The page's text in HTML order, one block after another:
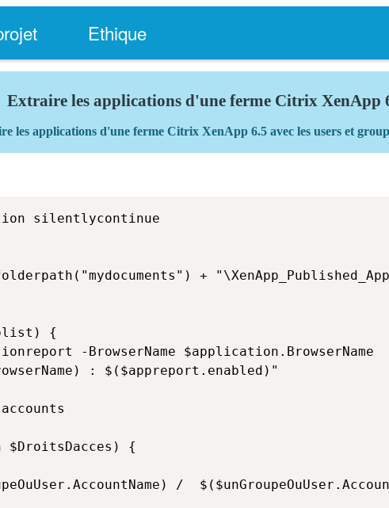
Ethique
Extraire les applications d'une ferme Citrix XenApp
les applications d'une ferme Citrix XenApp 6.5 avec les users et
silentlycontinue
+
{